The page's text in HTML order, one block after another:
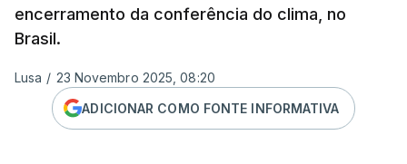
encerramento da conferência do clima, no
Brasil.
Lusa / 23 Novembro 2025, 08:20
ADICIONAR COMO FONTE INFORMATIVA